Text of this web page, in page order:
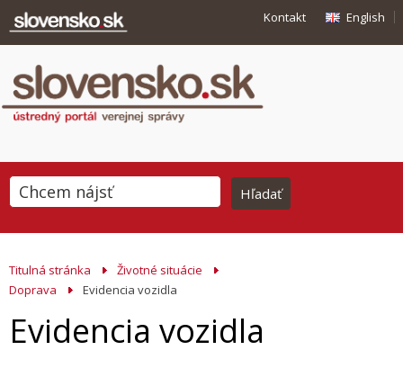
Kontakt English
Titulná stránka
Životné situácie
Doprava
Evidencia vozidla
Evidencia vozidla